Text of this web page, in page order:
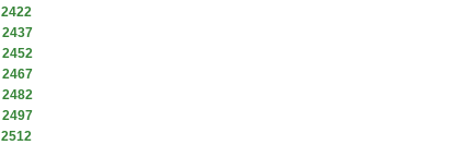
2422
2437
2452
2467
2482
2497
2512